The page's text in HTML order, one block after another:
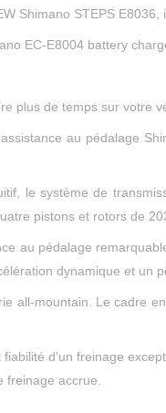
Shimano STEPS
EC-E8004 battery
plus de temps sur votre
au pédalage
le système de
pistons et rotors de
au pédalage
dynamique et un
all-mountain. Le cadre
fiabilité d'un freinage
freinage accrue.